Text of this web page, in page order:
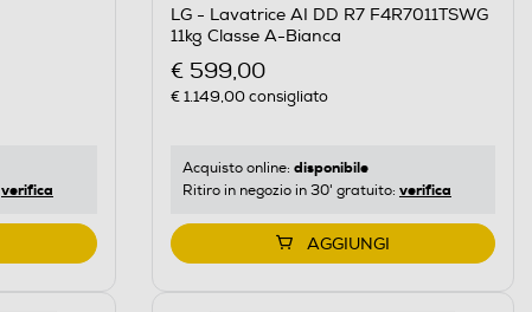
verifica
LG - Lavatrice AI DD R7 F4R7011TSWG
11kg Classe A-Bianca
€ 599,00
€ 1.149,00consigliato
Acquisto online: disponibile
Ritiro in negozio in 30' gratuito: verifica
AGGIUNGI